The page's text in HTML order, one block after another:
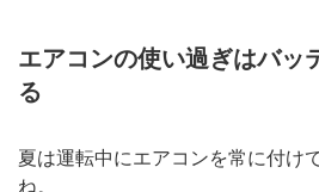
エアコンの使い過ぎはバッ
る
夏は運転中にエアコンを常に付け
ね。